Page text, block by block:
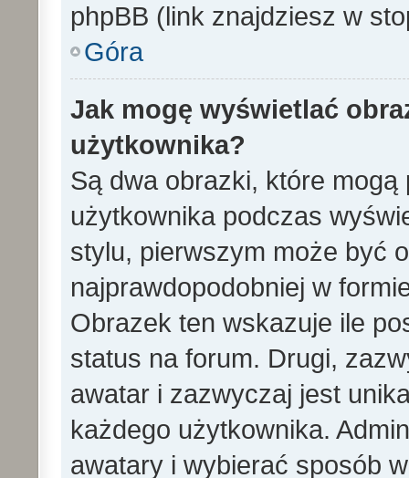
phpBB (link znajdziesz w
Góra
Jak mogę wyświetlać
użytkownika?
Są dwa obrazki, które
użytkownika podczas
stylu, pierwszym może być
najprawdopodobniej w
Obrazek ten wskazuje ile
status na forum. Drugi,
awatar i zazwyczaj jest
każdego użytkownika.
awatary i wybierać sposób